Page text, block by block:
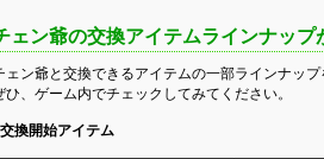
ェン爺の交換アイテムラインナップ
ェン爺と交換できるアイテムの一部ラインナップ
ひ、ゲーム内でチェックしてみてください。
交換開始アイテム